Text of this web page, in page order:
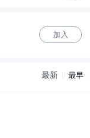
加入
最新 最早